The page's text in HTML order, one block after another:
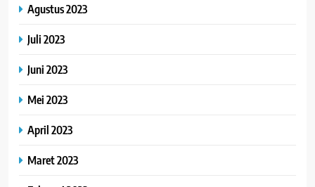
Agustus 2023
Juli 2023
Juni 2023
Mei 2023
April 2023
Maret 2023